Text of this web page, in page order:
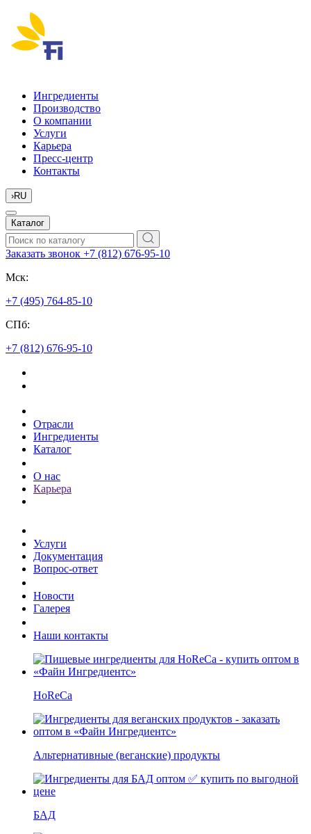
Ингредиенты
Производство
О компании
Услуги
Карьера
Пресс-центр
Контакты
›RU
Каталог
Заказать звонок +7 (812) 676-95-10
Мск:
+7 (495) 764-85-10
СПб:
+7 (812) 676-95-10
Отрасли
Ингредиенты
Каталог
О нас
Карьера
Услуги
Документация
Вопрос-ответ
Новости
Галерея
Наши контакты
HoReCa
Альтернативные (веганские) продукты
БАД